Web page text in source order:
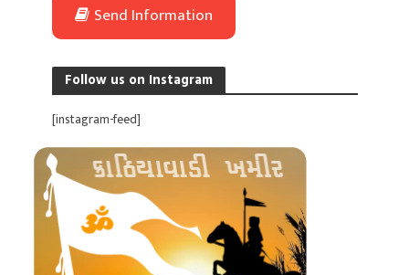
Send Information
Follow us on Instagram
[instagram-feed]